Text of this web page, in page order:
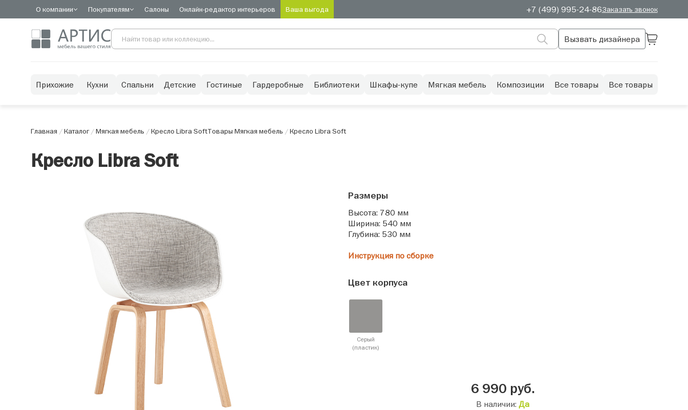
О компании Покупателям Салоны Онлайн-редактор интерьеров Ваша выгода +7 (499) 995-24-86Заказать звонок
Вызвать дизайнера
Прихожие Кухни Спальни Детские Гостиные Гардеробные Библиотеки Шкафы-купе Мягкая мебель Композиции Все товары Все товары
Главная /Каталог/Мягкая мебель /Кресло Libra SoftТовары Мягкая мебель /Кресло Libra Soft
Кресло Libra Soft
Размеры
Высота: 780 мм
Ширина: 540 мм
Глубина: 530 мм
Инструкция по сборке
Цвет корпуса
Серый
(пластик)
6 990 руб.
В наличии: Да